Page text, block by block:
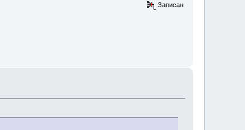
Записан